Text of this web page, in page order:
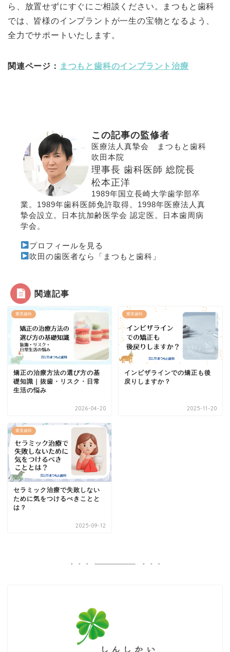
ら、放置せずにすぐにご相談ください。まつもと歯科
では、皆様のインプラントが一生の宝物となるよう、
全力でサポートいたします。
関連ページ： まつもと歯科のインプラント治療
この記事の監修者
医療法人真摯会 まつもと歯科
吹田本院
理事長 歯科医師 総院長
松本正洋
1989年国立長崎大学歯学部卒
業。1989年歯科医師免許取得。1998年医療法人真
摯会設立。
日本抗加齢医学会 認定医 。
日本歯周病
学会 。
プロフィールを見る
吹田の歯医者なら「まつもと歯科」
関連記事
審美歯科
矯正の治療方法の選び方の基
礎知識｜抜歯・リスク・日常
生活の悩み
2026-04-20
審美歯科
インビザラインでの矯正も後
戻りしますか？
2025-11-20
審美歯科
セラミック治療で失敗しない
ために気をつけるべきことと
は？
2025-09-12